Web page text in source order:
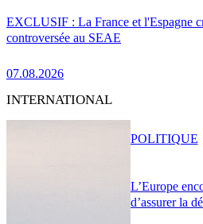
EXCLUSIF : La France et l'Espagne
controversée au SEAE
07.08.2026
INTERNATIONAL
L’Europe
d’assurer la
POLITIQUE